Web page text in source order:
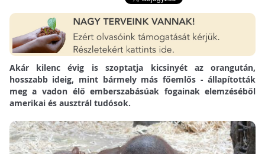
Akár kilenc évig is szoptatja kicsinyét az orangután,
hosszabb ideig, mint bármely más főemlős - állapították
meg a vadon élő emberszabásúak fogainak elemzéséből
amerikai és ausztrál tudósok.